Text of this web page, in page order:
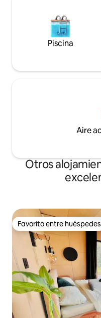
Piscina
Aire
Otros
Favorito entre huéspedes
Favorito entre huéspedes